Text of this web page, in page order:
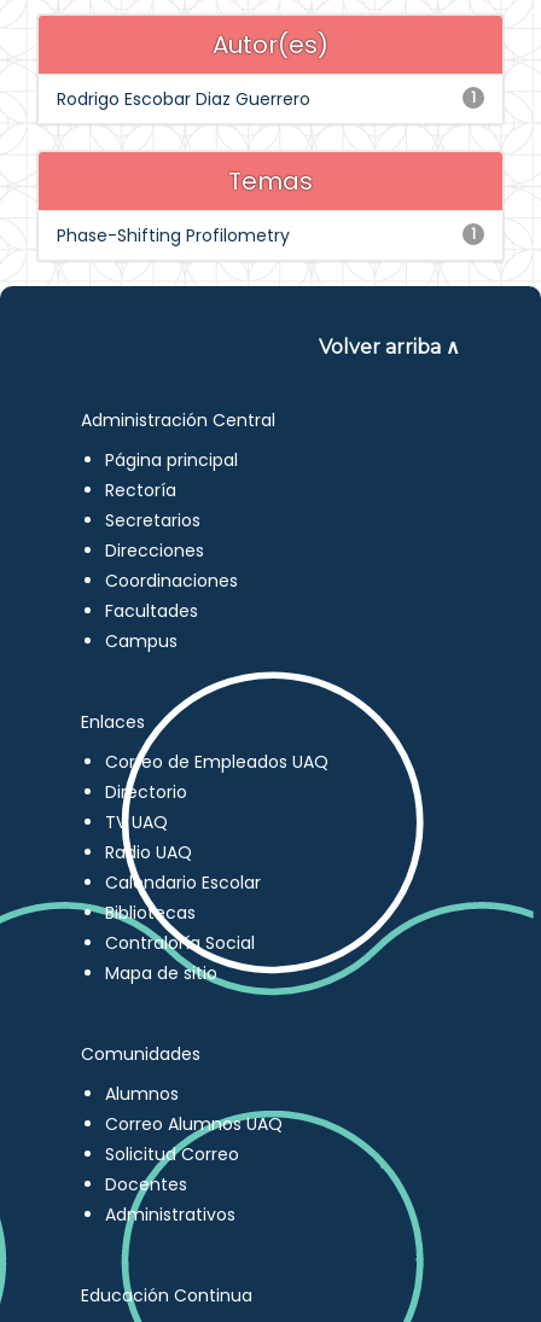
Autor(es)
1
Rodrigo Escobar Diaz Guerrero
Temas
1
Phase-Shifting Profilometry
Volver arriba ∧
Administración Central
Página principal
Rectoría
Secretarios
Direcciones
Coordinaciones
Facultades
Campus
Enlaces
Correo de Empleados UAQ
Directorio
TV UAQ
Radio UAQ
Calendario Escolar
Bibliotecas
Contraloría Social
Mapa de sitio
Comunidades
Alumnos
Correo Alumnos UAQ
Solicitud Correo
Docentes
Administrativos
Educación Continua